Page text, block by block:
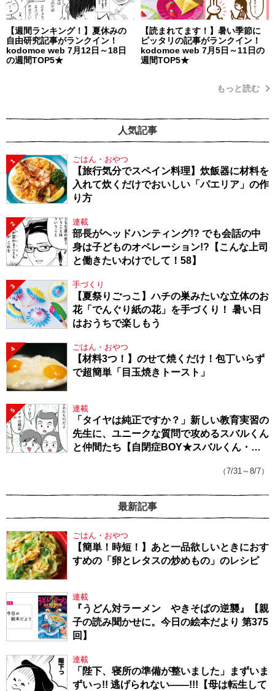
【週間ランキング！】夏休みの
自由研究記事がランクイン！
kodomoe web 7月12日～18日
の週間TOP5★
【読まれてます！】暑い季節に
ピッタリの記事がランクイン！
kodomoe web 7月5日～11日の
週間TOP5★
もっと読む
人気記事
1 ごはん・おやつ
【旅行気分でスペイン料理】炊飯器に材料を
入れて炊くだけでおいしい「パエリア」の作
り方
2 連載
部長がヘッドハンティング!? でも会話の中
身は子どものオペレーション!?【こんな上司
と働きたいわけでして！58】
3 手づくり
【夏祭りごっこ】ハチの巣みたいな立体のお
花「でんぐり紙の花」を手づくり！ 暑い日
はおうちで楽しもう
4 ごはん・おやつ
【材料3つ！】のせて焼くだけ！包丁いらず
で超簡単「目玉焼きトースト」
5 連載
「タイヤは純正ですか？」新しい教育実習の
先生に、ユニークな質問で攻めるスバルくん
と仲間たち【自閉症BOY★スバルくん・
（7/31～8/7）
最新記事
ごはん・おやつ
【簡単！時短！】あと一品欲しいときにおす
すめの「卵とレタスの炒めもの」のレシピ
連載
『うどん対ラーメン やきそばの逆襲』【親
子の読み聞かせに。今日の絵本だより 第375
回】
連載
「陛下、寝所の準備が整いました」まずいま
ずいっ!! 逃げられない――!!!【母は転生して